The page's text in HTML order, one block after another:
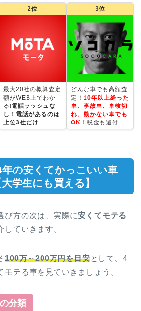
2位
最大20社の概算査定
額がWEB上でわか
る!電話ラッシュな
し！電話があるのは
上位3社だけ
3位
どんな車でも高額査
定！ 10年以上経った
車、事故車、車検切
れ、動かない車でも
OK！ 税金も還付
年の安くてかっこいい車
学生にも買える】
び方の次は、実際に安くてモテる
していきます。
100万～200万円を目安として、4
モテる車を見ていきましょう。
分類